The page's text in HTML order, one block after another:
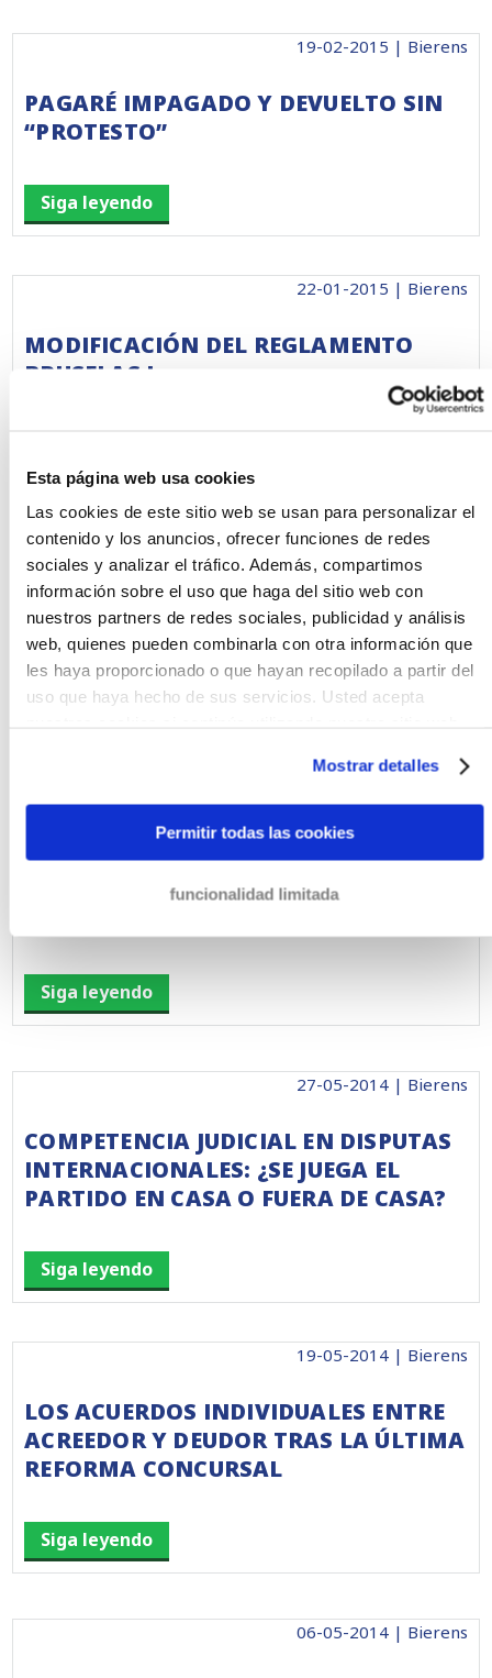
Esta página web usa cookies
Las cookies de este sitio web se usan para personalizar el
contenido y los anuncios, ofrecer funciones de redes
sociales y analizar el tráfico. Además, compartimos
información sobre el uso que haga del sitio web con
nuestros partners de redes sociales, publicidad y análisis
web, quienes pueden combinarla con otra información que
les haya proporcionado o que hayan recopilado a partir del
uso que haya hecho de sus servicios. Usted acepta
Mostrar detalles
Permitir todas las cookies
funcionalidad limitada
19-02-2015 | Bierens
PAGARÉ IMPAGADO Y DEVUELTO SIN
“PROTESTO”
Siga leyendo
22-01-2015 | Bierens
MODIFICACIÓN DEL REGLAMENTO
BRUSELAS I
20-11-2014 | Bierens
EL USO DE GARANTÍAS A PRIMER
REQUERIMIENTO COMO MEDIO DE
PAGO
17-10-2014 | Bierens
LE PRESENTAMOS A NUESTRO
LETRADO RUMANO ALEXANDRU
Siga leyendo
27-05-2014 | Bierens
COMPETENCIA JUDICIAL EN DISPUTAS
INTERNACIONALES: ¿SE JUEGA EL
PARTIDO EN CASA O FUERA DE CASA?
Siga leyendo
19-05-2014 | Bierens
LOS ACUERDOS INDIVIDUALES ENTRE
ACREEDOR Y DEUDOR TRAS LA ÚLTIMA
REFORMA CONCURSAL
Siga leyendo
06-05-2014 | Bierens